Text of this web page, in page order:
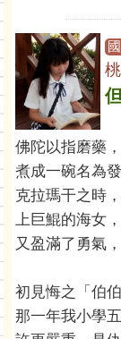
佛陀以指磨藥
煮成一碗名為
克拉瑪干之時
上巨鯤的海女
又盈滿了勇氣
初見悔之「伯
那一年我小學